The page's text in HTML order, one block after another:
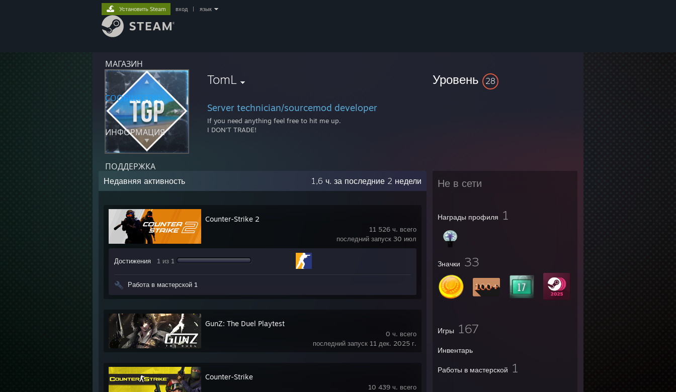
МАГАЗИН
СООБЩЕСТВО
ИНФОРМАЦИЯ
ПОДДЕРЖКА
Установить Steam вход язык
TomL
Server technician/sourcemod developer
If you need anything feel free to hit me up.
I DON'T TRADE!
Уровень 28
Не в сети
Награды профиля 1
Значки 33
Игры 167
Инвентарь
Работы в мастерской 1
Недавняя активность 1,6 ч. за последние 2 недели
11 526 ч. всего
последний запуск 30 июл
Counter-Strike 2
Достижения 1 из 1
Работа в мастерской 1
0 ч. всего
последний запуск 11 дек. 2025 г.
GunZ: The Duel Playtest
10 439 ч. всего
Counter-Strike